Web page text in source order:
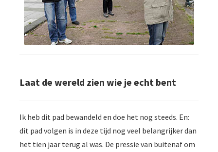
Laat de wereld zien wie je echt bent
Ik heb dit pad bewandeld en doe het nog steeds. En:
dit pad volgen is in deze tijd nog veel belangrijker dan
het tien jaar terug al was. De pressie van buitenaf om